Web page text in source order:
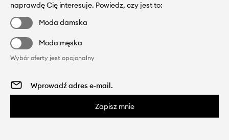
naprawdę Cię interesuje. Powiedz, czy jest to:
Moda damska
Moda męska
Wybór oferty jest opcjonalny
Zapisz mnie